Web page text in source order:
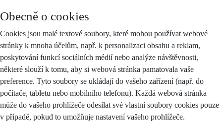
Obecně o cookies
Cookies jsou malé textové soubory, které mohou používat webové
stránky k mnoha účelům, např. k personalizaci obsahu a reklam,
poskytování funkcí sociálních médií nebo analýze návštěvnosti,
některé slouží k tomu, aby si webová stránka pamatovala vaše
preference. Tyto soubory se ukládají do vašeho zařízení (např. do
počítače, tabletu nebo mobilního telefonu). Každá webová stránka
může do vašeho prohlížeče odesílat své vlastní soubory cookies pouze
v případě, pokud to umožňuje nastavení vašeho prohlížeče.